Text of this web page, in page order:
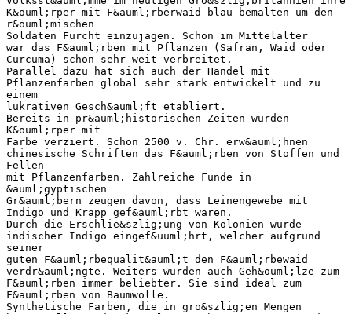
K&ouml;rper mit F&auml;rberwaid blau bemalten um den
r&ouml;mischen
Soldaten Furcht einzujagen. Schon im Mittelalter
war das F&auml;rben mit Pflanzen (Safran, Waid oder
Curcuma) schon sehr weit verbreitet.
Parallel dazu hat sich auch der Handel mit
Pflanzenfarben global sehr stark entwickelt und zu
einem
lukrativen Gesch&auml;ft etabliert.
Bereits in pr&auml;historischen Zeiten wurden
K&ouml;rper mit
Farbe verziert. Schon 2500 v. Chr. erw&auml;hnen
chinesische Schriften das F&auml;rben von Stoffen und
Fellen
mit Pflanzenfarben. Zahlreiche Funde in
&auml;gyptischen
Gr&auml;bern zeugen davon, dass Leinengewebe mit
Indigo und Krapp gef&auml;rbt waren.
Durch die Erschlie&szlig;ung von Kolonien wurde
indischer Indigo eingef&uuml;hrt, welcher aufgrund
seiner
guten F&auml;rbequalit&auml;t den F&auml;rbewaid
verdr&auml;ngte. Weiters wurden auch Geh&ouml;lze zum
F&auml;rben immer beliebter. Sie sind ideal zum
F&auml;rben von Baumwolle.
Synthetische Farben, die in gro&szlig;en Mengen